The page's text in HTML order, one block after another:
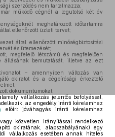
szerződés nem tartalmazza;
működő cégnél a legutolsó két év
meghatározott időtartamra
ellenőrzött üzleti tervet;
által ellenőrzött minőségbiztosítási
és ütemezését;
megfelelő létszámú és megfelelően
állásának bemutatását, illetve az ezt
– amennyiben változás van
okiratot és a cégbírósági érkeztető
dokumentumokat.
vállalkozás jelentős befolyással,
az engedély iránti kérelemhez
előírt jóváhagyás iránti kérelemhez
közvetlen irányítással rendelkező
okiratának, alapszabályának) egy
vállalkozás esetében annak hiteles